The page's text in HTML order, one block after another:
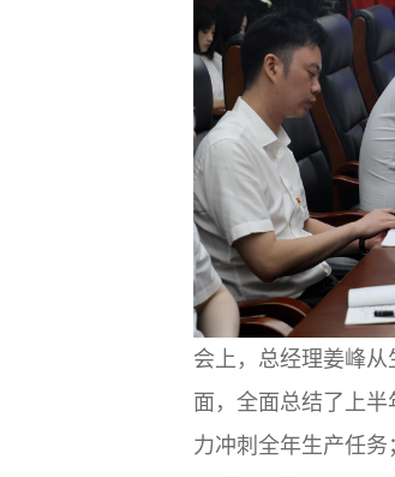
会上，总经理姜峰
面，全面总结了上
力冲刺全年生产任